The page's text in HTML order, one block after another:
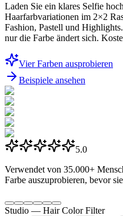
Laden Sie ein klares Selfie
Haarfarbvariationen im 2×2
Fashion, Pastell und
nur die Farbe ändert sich.
Vier Farben ausprobieren
Beispiele ansehen
5.0
Verwendet von 35.000+
Farbe auszuprobieren, bevor
Studio — Hair Color Filter